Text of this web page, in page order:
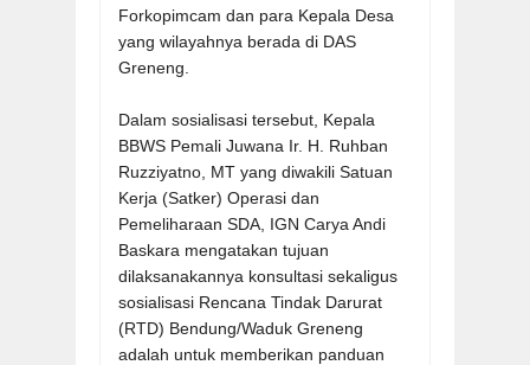
Forkopimcam dan para Kepala Desa
yang wilayahnya berada di DAS
Greneng.
Dalam sosialisasi tersebut, Kepala
BBWS Pemali Juwana Ir. H. Ruhban
Ruzziyatno, MT yang diwakili Satuan
Kerja (Satker) Operasi dan
Pemeliharaan SDA, IGN Carya Andi
Baskara mengatakan tujuan
dilaksanakannya konsultasi sekaligus
sosialisasi Rencana Tindak Darurat
(RTD) Bendung/Waduk Greneng
adalah untuk memberikan panduan